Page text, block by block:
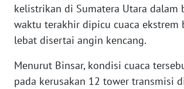
kelistrikan di Sumatera Utara dalam
waktu terakhir dipicu cuaca ekstrem
lebat disertai angin kencang.
Menurut Binsar, kondisi cuaca
pada kerusakan 12 tower transmisi
WN
PAPUA
WN
RIAU